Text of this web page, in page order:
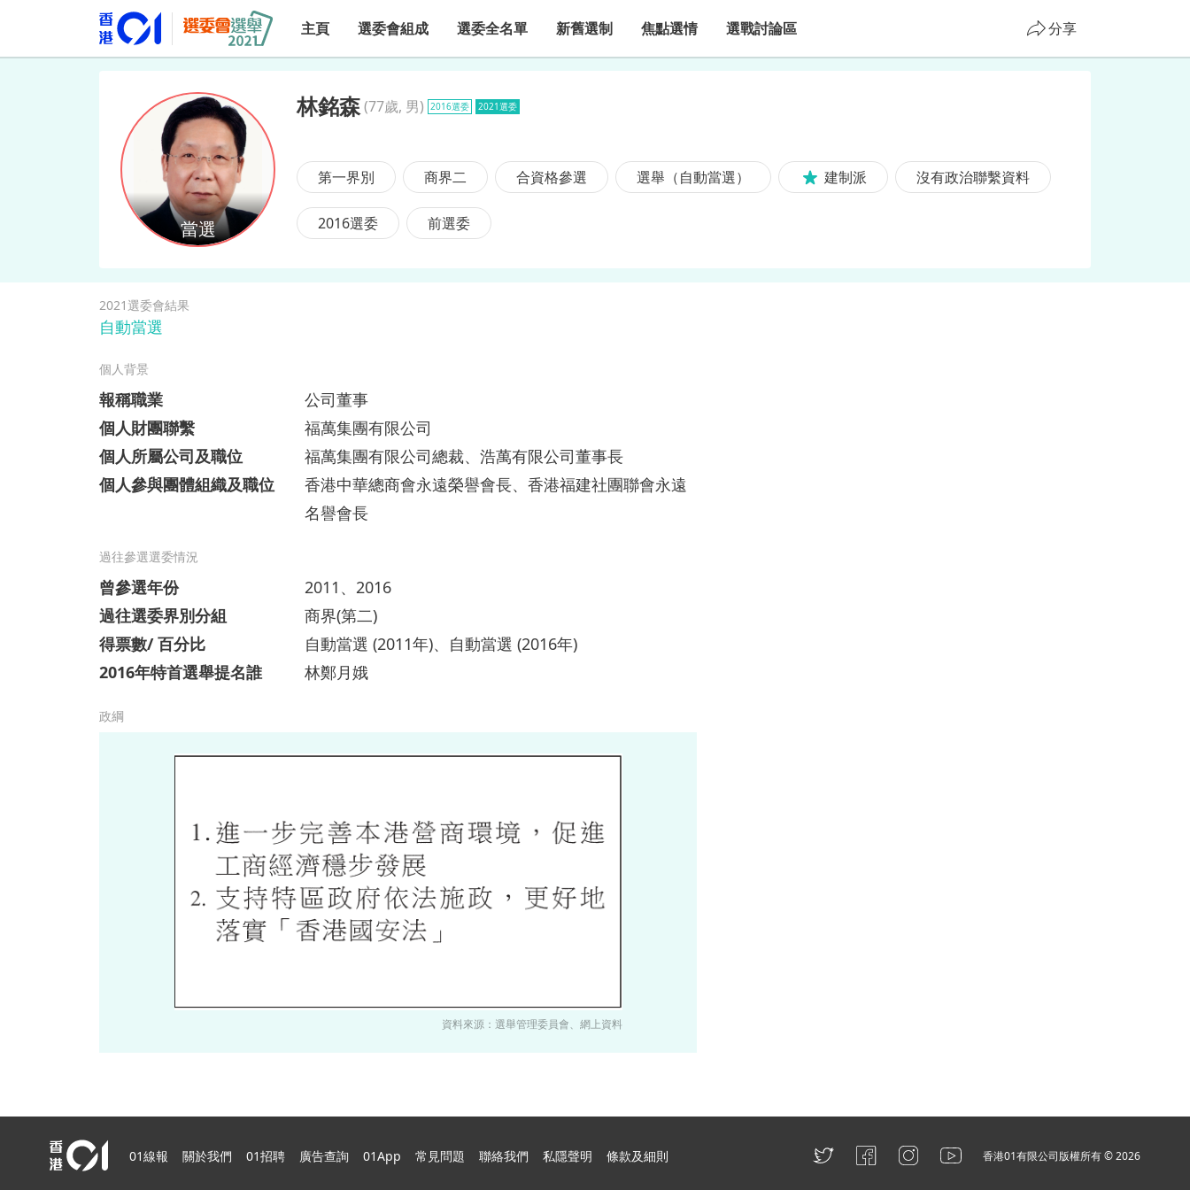
主頁 選委會組成 選委全名單 新舊選制 焦點選情 選戰討論區 分享
林銘森
林銘森(77歲, 男) 2016選委 2021選委
第一界別 商界二 合資格參選 選舉（自動當選） 建制派 沒有政治聯繫資料
2016選委 前選委
2021選委會結果
自動當選
個人背景
報稱職業
公司董事
個人財團聯繫
福萬集團有限公司
個人所屬公司及職位
福萬集團有限公司總裁、浩萬有限公司董事長
個人參與團體組織及職位
香港中華總商會永遠榮譽會長、香港福建社團聯會永遠
名譽會長
過往參選選委情況
曾參選年份
2011、2016
過往選委界別分組
商界(第二)
得票數/ 百分比
自動當選 (2011年)、自動當選 (2016年)
2016年特首選舉提名誰
林鄭月娥
政綱
資料來源：選舉管理委員會、網上資料
01線報 關於我們 01招聘 廣告查詢 01App 常見問題 聯絡我們 私隱聲明 條款及細則 香港01有限公司版權所有 ©2026